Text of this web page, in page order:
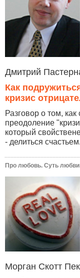
Дмитрий
Как
кризис
Разговор о том,
преодоление
который
- делиться
Про любовь. Суть любви
Морган Скотт Пек